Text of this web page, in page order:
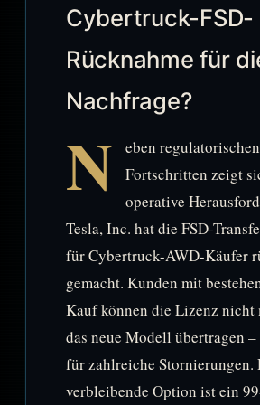
Cybertruck-FSD-
Rücknahme für
Nachfrage?
N
eben regulatorischen
Fortschritten zeigt
operative
Tesla, Inc. hat die FSD-
für Cybertruck-AWD-Käufer
gemacht. Kunden mit
Kauf können die Lizenz nicht
das neue Modell übertragen
für zahlreiche Stornierungen.
verbleibende Option ist ein